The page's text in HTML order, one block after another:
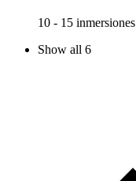
10 - 15 inmersiones
Show all 6